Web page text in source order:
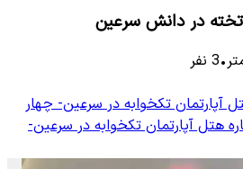
تخته در دانش سرعین
•
3 نفر
آپارتمان تکخوابه در سرعین- چهار
هتل آپارتمان تکخوابه در سرعین-